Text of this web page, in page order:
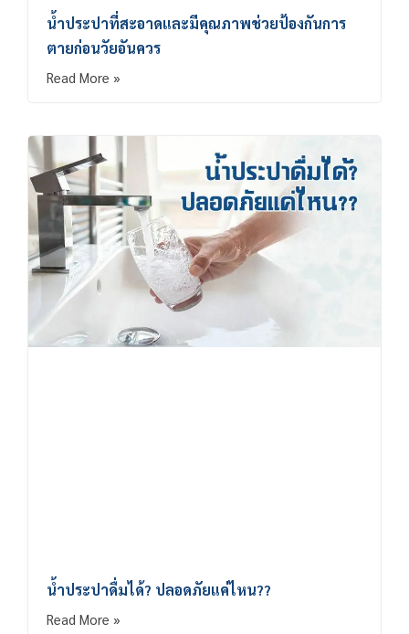
น้ำประปาที่สะอาดและมีคุณภาพช่วยป้องกันการ
ตายก่อนวัยอันควร
Read More »
น้ำประปาดื่มได้? ปลอดภัยแค่ไหน??
Read More »